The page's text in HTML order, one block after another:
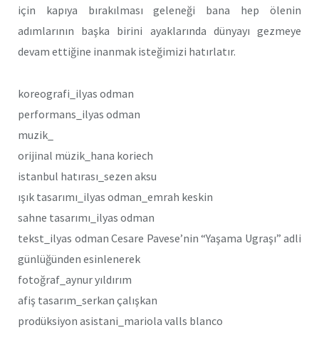
için kapıya bırakılması geleneği bana hep ölenin
adımlarının başka birini ayaklarında dünyayı gezmeye
devam ettiğine inanmak isteğimizi hatırlatır.
koreografi_ilyas odman
performans_ilyas odman
muzik_
orijinal müzik_hana koriech
istanbul hatırası_sezen aksu
ışık tasarımı_ilyas odman_emrah keskin
sahne tasarımı_ilyas odman
tekst_ilyas odman Cesare Pavese’nin “Yaşama Ugraşı” adli
günlüğünden esinlenerek
fotoğraf_aynur yıldırım
afiş tasarım_serkan çalışkan
prodüksiyon asistani_mariola valls blanco